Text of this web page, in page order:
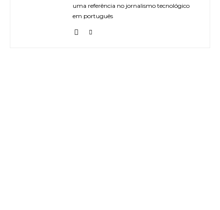
uma referência no jornalismo tecnológico
em português